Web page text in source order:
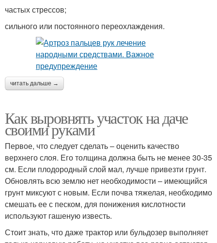
частых стрессов;
сильного или постоянного переохлаждения.
читать дальше →
Как выровнять участок на даче
своими руками
Первое, что следует сделать – оценить качество
верхнего слоя. Его толщина должна быть не менее 30-35
см. Если плодородный слой мал, лучше привезти грунт.
Обновлять всю землю нет необходимости – имеющийся
грунт миксуют с новым. Если почва тяжелая, необходимо
смешать ее с песком, для понижения кислотности
используют гашеную известь.
Стоит знать, что даже трактор или бульдозер выполняет